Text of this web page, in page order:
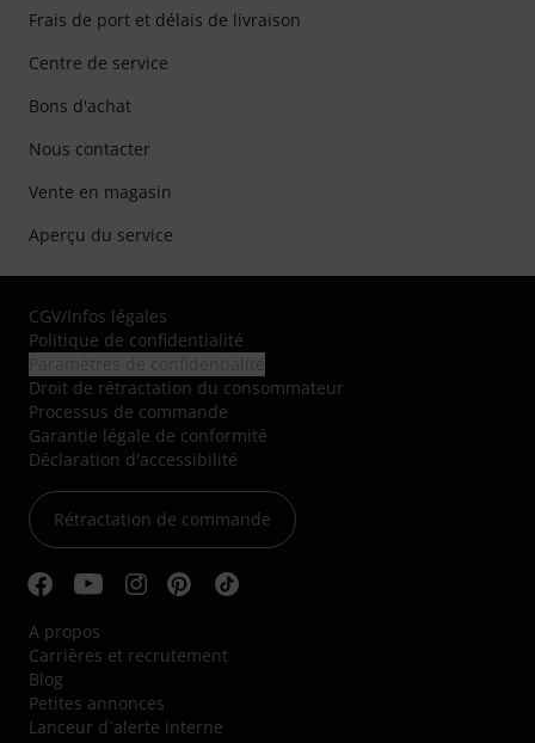
Frais de port et délais de livraison
Centre de service
Bons d'achat
Nous contacter
Vente en magasin
Aperçu du service
CGV/Infos légales
Politique de confidentialité
Droit de rétractation du consommateur
Processus de commande
Garantie légale de conformité
Déclaration d'accessibilité
Rétractation de commande
A propos
Carrières et recrutement
Blog
Petites annonces
Lanceur d´alerte interne